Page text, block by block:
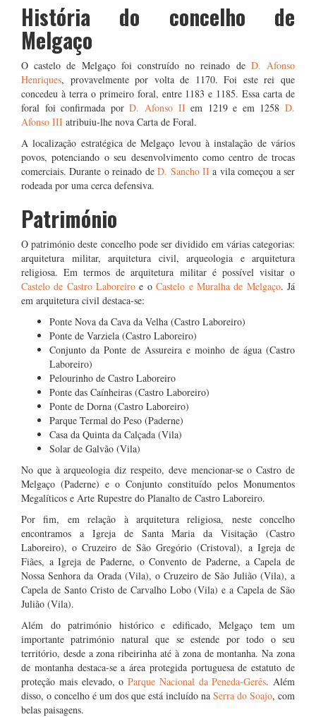
História do concelho de
Melgaço
O castelo de Melgaço foi construído no reinado de D. Afonso
Henriques, provavelmente por volta de 1170. Foi este rei que
concedeu à terra o primeiro foral, entre 1183 e 1185. Essa carta de
foral foi confirmada porD. Afonso IIem 1219 e em 1258D.
Afonso III atribuiu-lhe nova Carta de Foral.
A localização estratégica de Melgaço levou à instalação de vários
povos, potenciando o seu desenvolvimento como centro de trocas
comerciais. Durante o reinado deD. Sancho IIa vila começou a ser
rodeada por uma cerca defensiva.
Património
O património deste concelho pode ser dividido em várias categorias:
arquitetura militar, arquitetura civil, arqueologia e arquitetura
religiosa. Em termos de arquitetura militar é possível visitar o
Castelo de Castro Laboreiro e oCastelo e Muralha de Melgaço. Já
em arquitetura civil destaca-se:
Ponte Nova da Cava da Velha (Castro Laboreiro)
Ponte de Varziela (Castro Laboreiro)
Conjunto da Ponte de Assureira e moinho de água (Castro
Laboreiro)
Pelourinho de Castro Laboreiro
Ponte das Caínheiras (Castro Laboreiro)
Ponte de Dorna (Castro Laboreiro)
Parque Termal do Peso (Paderne)
Casa da Quinta da Calçada (Vila)
Solar de Galvão (Vila)
No que à arqueologia diz respeito, deve mencionar-se o Castro de
Melgaço (Paderne) e o Conjunto constituído pelos Monumentos
Megalíticos e Arte Rupestre do Planalto de Castro Laboreiro.
Por fim, em relação à arquitetura religiosa, neste concelho
encontramos a Igreja de Santa Maria da Visitação (Castro
Laboreiro), o Cruzeiro de São Gregório (Cristoval), a Igreja de
Fiães, a Igreja de Paderne, o Convento de Paderne, a Capela de
Nossa Senhora da Orada (Vila), o Cruzeiro de São Julião (Vila), a
Capela de Santo Cristo de Carvalho Lobo (Vila) e a Capela de São
Julião (Vila).
Além do património histórico e edificado, Melgaço tem um
importante património natural que se estende por todo o seu
território, desde a zona ribeirinha até à zona de montanha. Na zona
de montanha destaca-se a área protegida portuguesa de estatuto de
proteção mais elevado, o Parque Nacional da Peneda-Gerês. Além
disso, o concelho é um dos que está incluído na Serra do Soajo, com
belas paisagens.